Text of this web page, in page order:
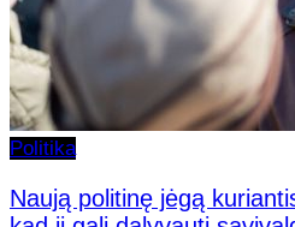
Politika
Naują politinę jėgą